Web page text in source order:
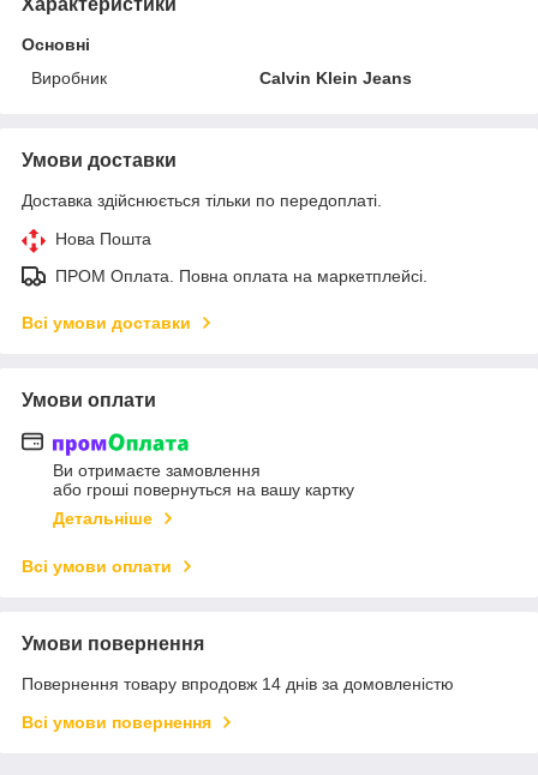
Характеристики
Основні
Виробник
Calvin Klein Jeans
Умови доставки
Доставка здійснюється тільки по передоплаті.
Нова Пошта
ПРОМ Оплата. Повна оплата на маркетплейсі.
Всі умови доставки
Умови оплати
Ви отримаєте замовлення
або гроші повернуться на вашу картку
Детальніше
Всі умови оплати
Умови повернення
Повернення товару впродовж 14 днів за домовленістю
Всі умови повернення